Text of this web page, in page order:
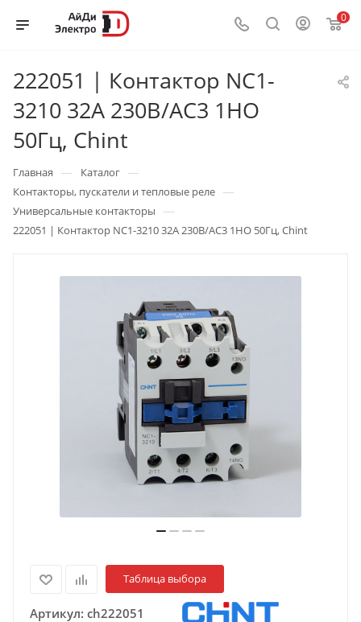
0
222051 | Контактор NC1-
3210 32А 230В/АС3 1НО
50Гц, Chint
Главная — Каталог —
Контакторы, пускатели и тепловые реле —
Универсальные контакторы —
222051 | Контактор NC1-3210 32А 230В/АС3 1НО 50Гц, Chint
Таблица выбора
Артикул: ch222051